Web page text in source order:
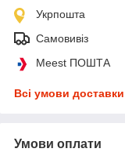
Укрпошта
Самовивіз
Meest ПОШТА
Всі умови доставки
Умови оплати